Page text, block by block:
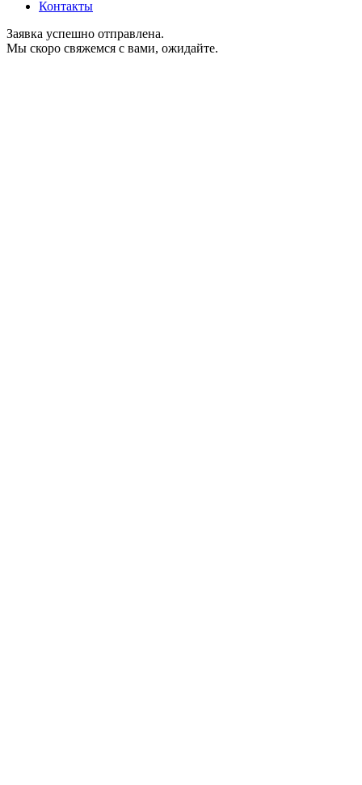
Контакты
Заявка успешно отправлена.
Мы скоро свяжемся с вами, ожидайте.